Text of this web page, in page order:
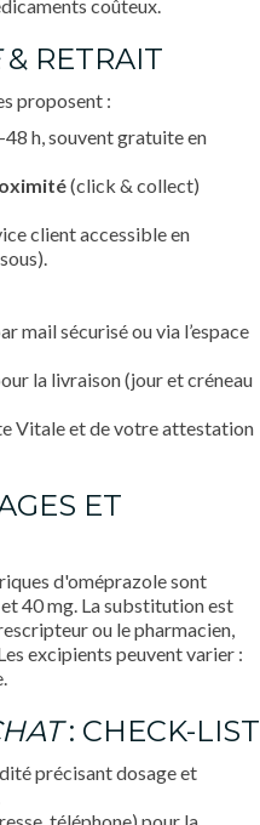
coûteux.
& RETRAIT
proposent :
h, souvent gratuite en
(click & collect)
client accessible en
mail sécurisé ou via l’espace
la livraison (jour et créneau
Vitale et de votre attestation
ET
d'oméprazole sont
40 mg. La substitution est
ou le pharmacien,
excipients peuvent varier :
: CHECK-LIST
précisant dosage et